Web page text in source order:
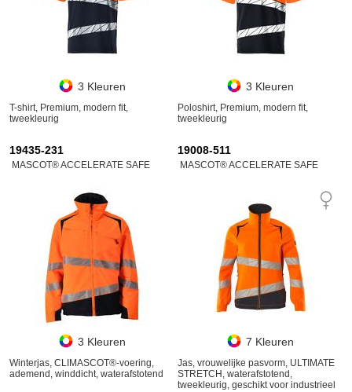
3 Kleuren
T-shirt, Premium, modern fit,
tweekleurig
3 Kleuren
Poloshirt, Premium, modern fit,
tweekleurig
19435-231
MASCOT® ACCELERATE SAFE
3 Kleuren
Winterjas, CLIMASCOT®-voering,
ademend, winddicht, waterafstotend
19008-511
MASCOT® ACCELERATE SAFE
7 Kleuren
Jas, vrouwelijke pasvorm, ULTIMATE
STRETCH, waterafstotend,
tweekleurig, geschikt voor industrieel